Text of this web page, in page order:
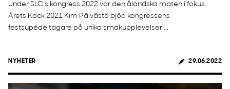
Under SLC:s kongress 2022 var den åländska maten i fokus.
Årets Kock 2021 Kim Päivästö bjöd kongressens
festsupédeltagare på unika smakupplevelser ...
NYHETER 29.06.2022